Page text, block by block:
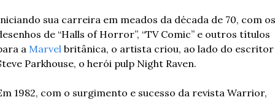
sua carreira em meados da década de 70, com os
de “Halls of Horror”, “TV Comic” e outros títulos
a Marvel britânica, o artista criou, ao lado do escritor
Parkhouse, o herói pulp Night Raven.
1982, com o surgimento e sucesso da revista Warrior,